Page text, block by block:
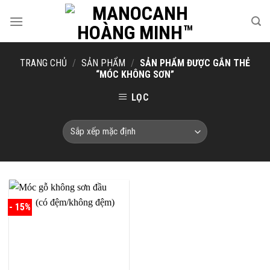
TRANG CHỦ / SẢN PHẨM / SẢN PHẨM ĐƯỢC GẮN THẺ
“MÓC KHÔNG SƠN”
LỌC
- 15%